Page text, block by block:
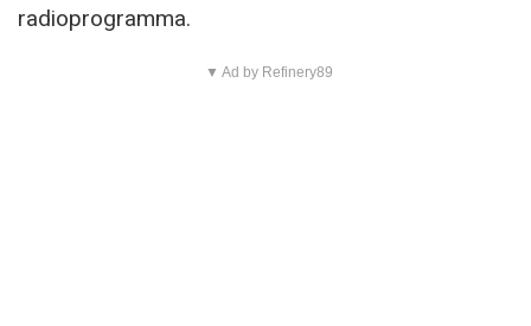
radioprogramma.
▼ Ad by Refinery89